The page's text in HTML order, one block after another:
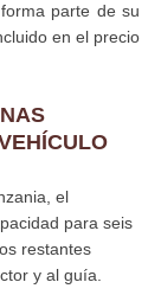
parte de su
en el precio
el
para seis
restantes
y al guía.